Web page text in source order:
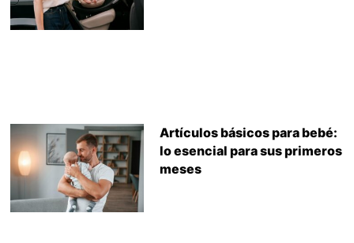
Artículos básicos para bebé:
lo esencial para sus primeros
meses